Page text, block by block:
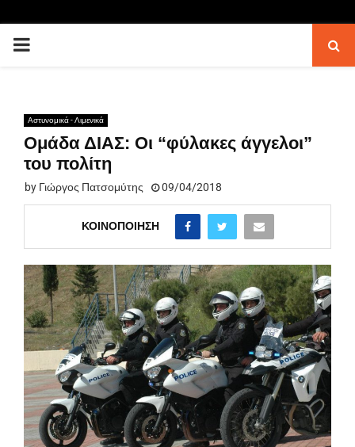
PRIMARY
Αστυνομικά - Λιμενικά
Ομάδα ΔΙΑΣ: Οι “φύλακες άγγελοι”
του πολίτη
by Γιώργος Πατσομύτης 09/04/2018
ΚΟΙΝΟΠΟΊΗΣΗ